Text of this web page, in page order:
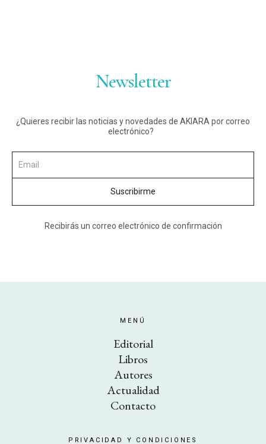
Newsletter
¿Quieres recibir las noticias y novedades de AKIARA por correo
electrónico?
Recibirás un correo electrónico de confirmación
MENÚ
Editorial
Libros
Autores
Actualidad
Contacto
PRIVACIDAD Y CONDICIONES